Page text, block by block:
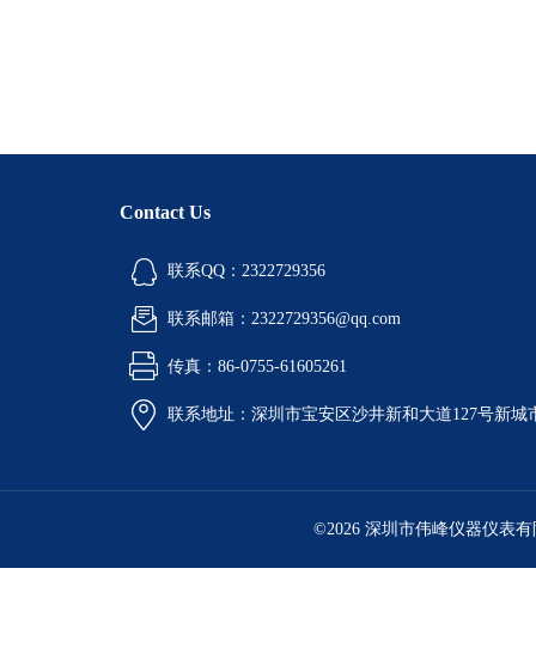
Contact Us
联系QQ：2322729356
联系邮箱：2322729356@qq.com
传真：86-0755-61605261
联系地址：深圳市宝安区沙井新和大道127号新城
©2026 深圳市伟峰仪器仪表